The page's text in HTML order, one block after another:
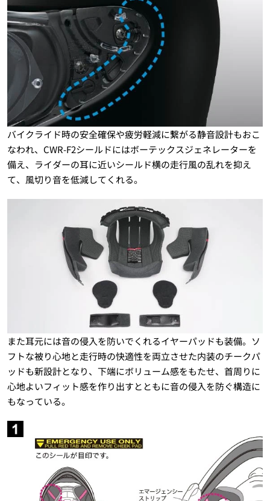
バイクライド時の安全確保や疲労軽減に繋がる静音設計もおこ
なわれ、CWR-F2シールドにはボーテックスジェネレーターを
備え、ライダーの耳に近いシールド横の走行風の乱れを抑え
て、風切り音を低減してくれる。
また耳元には音の侵入を防いでくれるイヤーパッドも装備。ソ
フトな被り心地と走行時の快適性を両立させた内装のチークパ
ッドも新設計となり、下端にボリューム感をもたせ、首周りに
心地よいフィット感を作り出すとともに音の侵入を防ぐ構造に
もなっている。